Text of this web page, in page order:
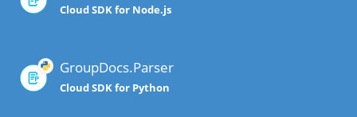
Cloud SDK for Node.js
GroupDocs.Parser
Cloud SDK for Python